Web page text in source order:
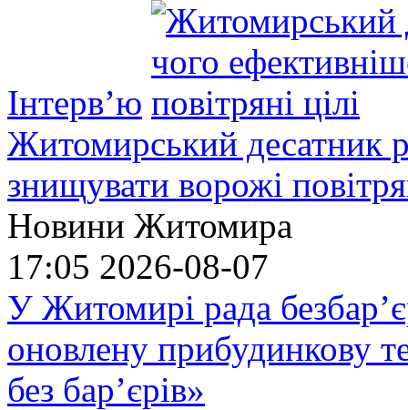
Інтерв’ю
Житомирський десатник
знищувати ворожі
Новини Житомира
17:05 2026-08-07
У Житомирі рада
оновлену прибудинкову
без бар’єрів»